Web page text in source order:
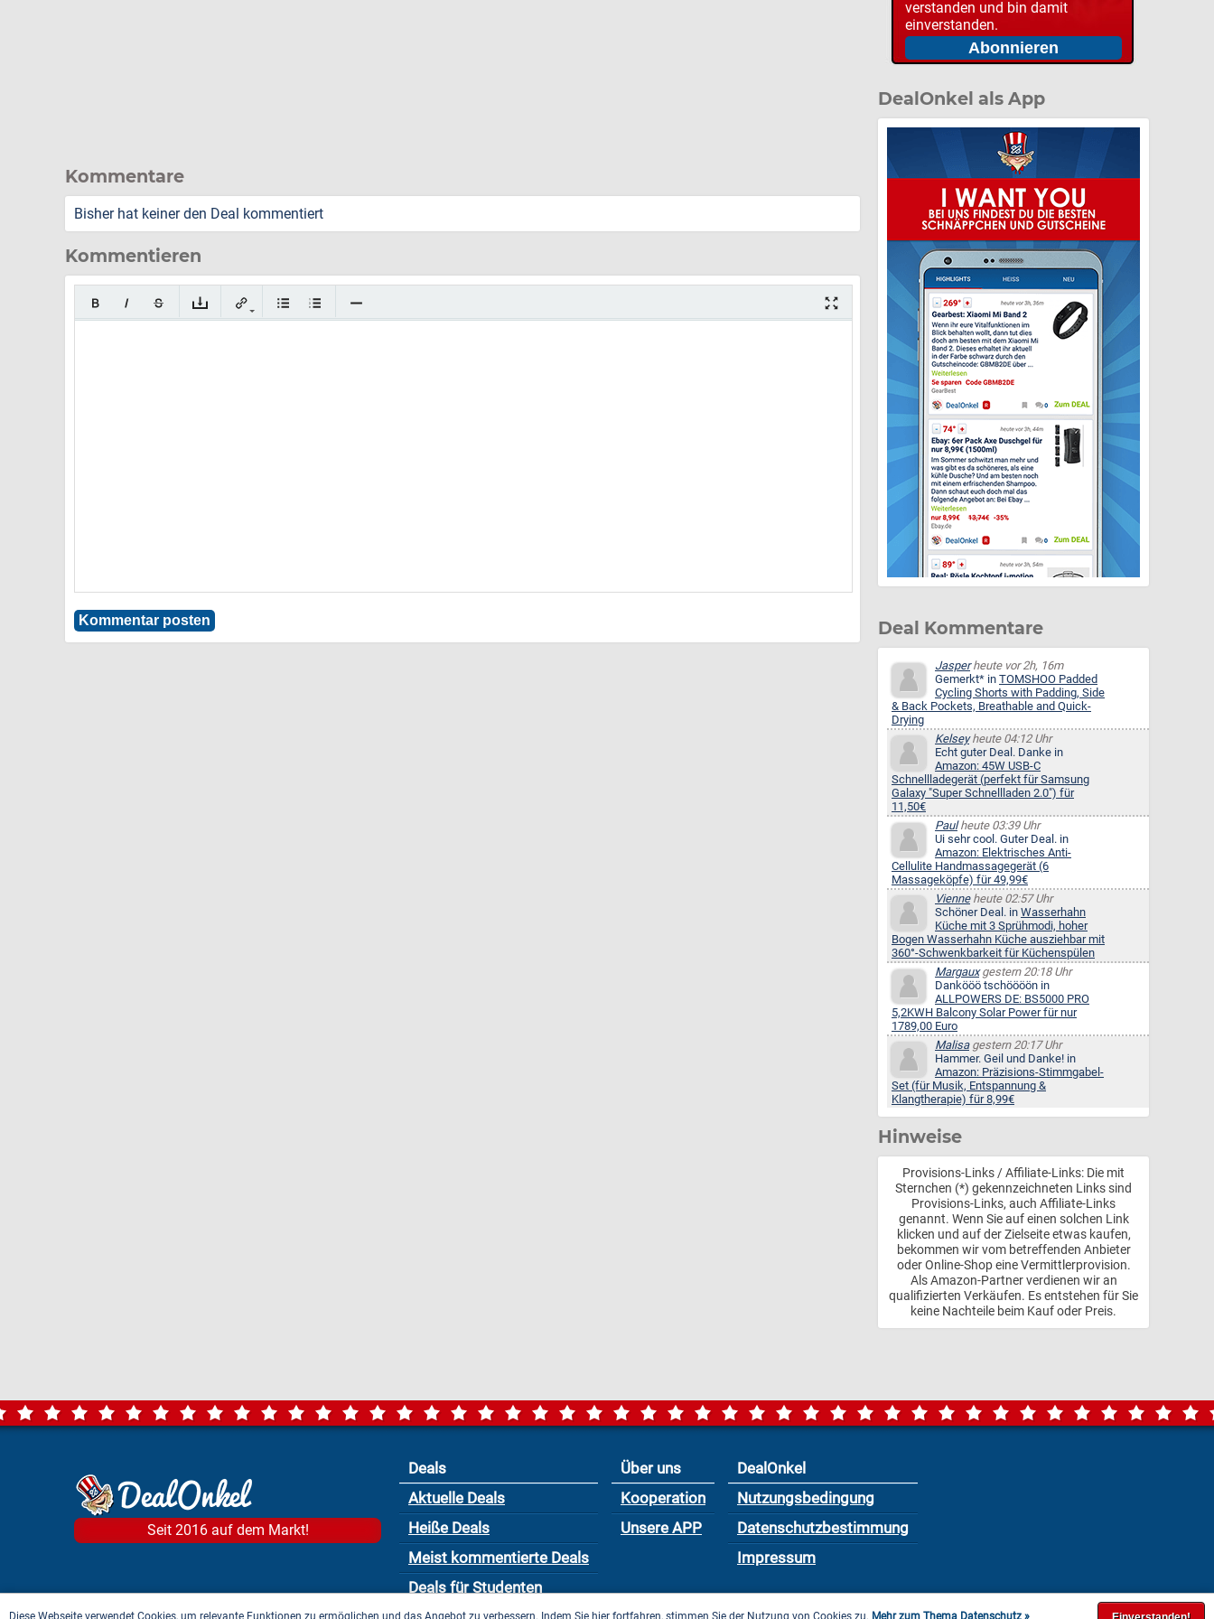
Kommentare
Bisher hat keiner den Deal kommentiert
Kommentieren
verstanden und bin damit
einverstanden.
DealOnkel als App
Deal Kommentare
Jasperheute vor 2h, 16m
Gemerkt* in TOMSHOO Padded
Cycling Shorts with Padding, Side
& Back Pockets, Breathable and Quick-
Drying
Kelseyheute 04:12 Uhr
Echt guter Deal. Danke in
Amazon: 45W USB-C
Schnellladegerät (perfekt für Samsung
Galaxy "Super Schnellladen 2.0") für
11,50€
Paulheute 03:39 Uhr
Ui sehr cool. Guter Deal. in
Amazon: Elektrisches Anti-
Cellulite Handmassagegerät (6
Massageköpfe) für 49,99€
Vienneheute 02:57 Uhr
Schöner Deal. in Wasserhahn
Küche mit 3 Sprühmodi, hoher
Bogen Wasserhahn Küche ausziehbar mit
360°-Schwenkbarkeit für Küchenspülen
Margauxgestern 20:18 Uhr
Dankööö tschöööön in
ALLPOWERS DE: BS5000 PRO
5,2KWH Balcony Solar Power für nur
1789,00 Euro
Malisagestern 20:17 Uhr
Hammer. Geil und Danke! in
Amazon: Präzisions-Stimmgabel-
Set (für Musik, Entspannung &
Klangtherapie) für 8,99€
Hinweise
Provisions-Links / Affiliate-Links: Die mit
Sternchen (*) gekennzeichneten Links sind
Provisions-Links, auch Affiliate-Links
genannt. Wenn Sie auf einen solchen Link
klicken und auf der Zielseite etwas kaufen,
bekommen wir vom betreffenden Anbieter
oder Online-Shop eine Vermittlerprovision.
Als Amazon-Partner verdienen wir an
qualifizierten Verkäufen. Es entstehen für Sie
keine Nachteile beim Kauf oder Preis.
Seit 2016 auf dem Markt!
Deals
Aktuelle Deals
Heiße Deals
Meist kommentierte Deals
Deals für Studenten
Über uns
Kooperation
Unsere APP
DealOnkel
Nutzungsbedingung
Datenschutzbestimmung
Impressum
Diese Webseite verwendet Cookies, um relevante Funktionen zu ermöglichen und das Angebot zu verbessern. Indem Sie hier fortfahren, stimmen Sie der Nutzung von Cookies zu. Mehr zum Thema Datenschutz »